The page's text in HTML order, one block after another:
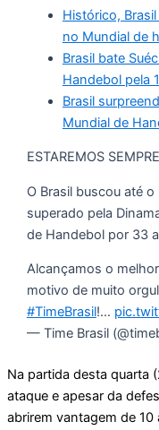
Histórico,
no Mundial de
Brasil bate
Handebol pela
Brasil
Mundial de
ESTAREMOS
O Brasil buscou até
superado pela
de Handebol por 33
Alcançamos o
motivo de muito
#TimeBrasil!…
— Time Brasil
Na partida desta quarta
ataque e apesar da
abrirem vantagem de